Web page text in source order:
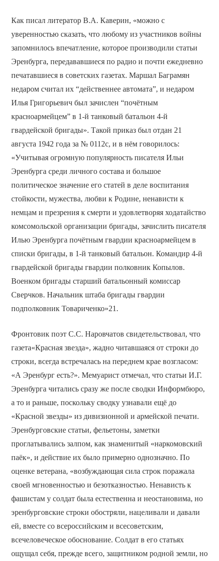
Как писал литератор В.А. Каверин, «можно с
уверенностью сказать, что любому из участников войны
запомнилось впечатление, которое производили статьи
Эренбурга, передававшиеся по радио и почти ежедневно
печатавшиеся в советских газетах. Маршал Баграмян
недаром считал их “действеннее автомата”, и недаром
Илья Григорьевич был зачислен “почётным
красноармейцем” в 1-й танковый батальон 4-й
гвардейской бригады». Такой приказ был отдан 21
августа 1942 года за № 0112с, и в нём говорилось:
«Учитывая огромную популярность писателя Ильи
Эренбурга среди личного состава и большое
политическое значение его статей в деле воспитания
стойкости, мужества, любви к Родине, ненависти к
немцам и презрения к смерти и удовлетворяя ходатайство
комсомольской организации бригады, зачислить писателя
Илью Эренбурга почётным гвардии красноармейцем в
списки бригады, в 1-й танковый батальон. Командир 4-й
гвардейской бригады гвардии полковник Копылов.
Военком бригады старший батальонный комиссар
Сверчков. Начальник штаба бригады гвардии
подполковник Товариченко»21.
Фронтовик поэт С.С. Наровчатов свидетельствовал, что
газета«Красная звезда», жадно читавшаяся от строки до
строки, всегда встречалась на переднем крае возгласом:
«А Эренбург есть?». Мемуарист отмечал, что статьи И.Г.
Эренбурга читались сразу же после сводки Информбюро,
а то и раньше, поскольку сводку узнавали ещё до
«Красной звезды» из дивизионной и армейской печати.
Эренбурговские статьи, фельетоны, заметки
проглатывались залпом, как знаменитый «наркомовский
паёк», и действие их было примерно однозначно. По
оценке ветерана, «возбуждающая сила строк поражала
своей мгновенностью и безотказностью. Ненависть к
фашистам у солдат была естественна и неостановима, но
эренбурговские строки обостряли, нацеливали и давали
ей, вместе со всероссийским и всесоветским,
всечеловеческое обоснование. Солдат в его статьях
ощущал себя, прежде всего, защитником родной земли, но